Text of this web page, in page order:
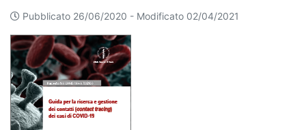
Pubblicato 26/06/2020 - Modificato 02/04/2021